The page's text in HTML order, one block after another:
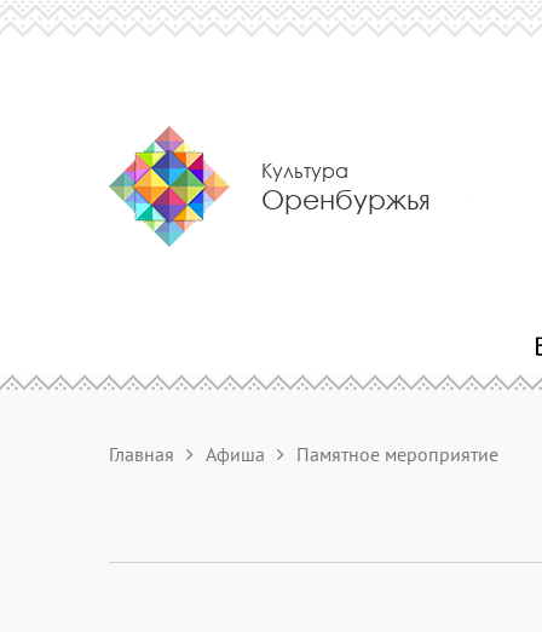
Культура
Оренбуржья
Главная Афиша Памятное мероприятие